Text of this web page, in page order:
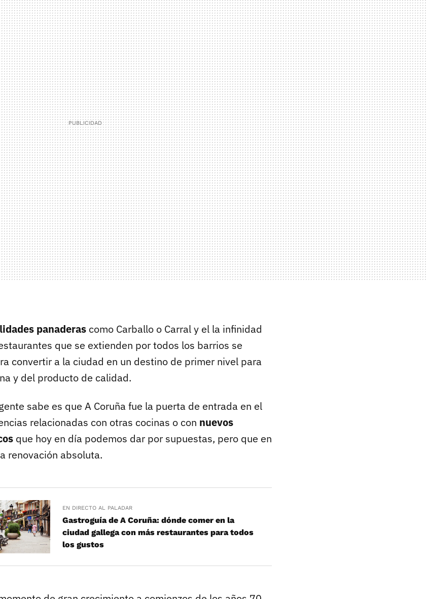
panaderas como Carballo o Carral y el la infinidad
que se extienden por todos los barrios se
convertir a la ciudad en un destino de primer nivel para
y del producto de calidad.
sabe es que A Coruña fue la puerta de entrada en el
relacionadas con otras cocinas o con nuevos
que hoy en día podemos dar por supuestas, pero que en
renovación absoluta.
EN DIRECTO AL PALADAR
Gastroguía de A Coruña: dónde comer en la
ciudad gallega con más restaurantes para todos
los gustos